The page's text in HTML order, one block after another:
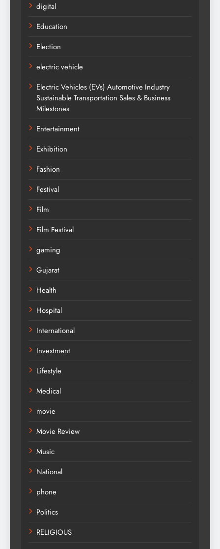
digital
Education
Election
electric vehicle
Electric Vehicles (EVs) Automotive Industry
Sustainable Transportation Sales & Business
Milestones
Entertainment
Exhibition
Fashion
Festival
Film
Film Festival
gaming
Gujarat
Health
Hospital
International
Investment
Lifestyle
Medical
movie
Movie Review
Music
National
phone
Politics
RELIGIOUS